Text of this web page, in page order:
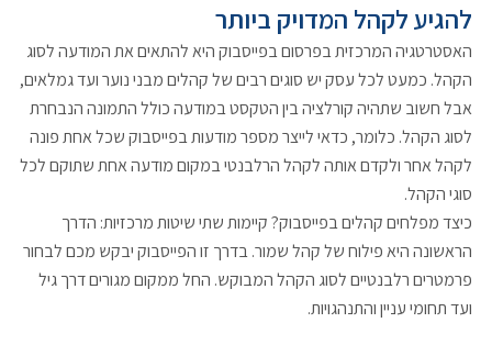
להגיע לקהל המדויק ביותר
האסטרטגיה המרכזית בפרסום בפייסבוק היא להתאים את המודעה לסוג
הקהל. כמעט לכל עסק יש סוגים רבים של קהלים מבני נוער ועד גמלאים,
אבל חשוב שתהיה קורלציה בין הטקסט במודעה כולל התמונה הנבחרת
לסוג הקהל. כלומר, כדאי לייצר מספר מודעות בפייסבוק שכל אחת פונה
לקהל אחר ולקדם אותה לקהל הרלבנטי במקום מודעה אחת שתוקם לכל
סוגי הקהל.
כיצד מפלחים קהלים בפייסבוק? קיימות שתי שיטות מרכזיות: הדרך
הראשונה היא פילוח של קהל שמור. בדרך זו הפייסבוק יבקש מכם לבחור
פרמטרים רלבנטיים לסוג הקהל המבוקש. החל ממקום מגורים דרך גיל
ועד תחומי עניין והתנהגויות.